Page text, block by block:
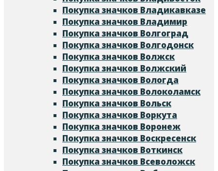
Покупка значков Владикавказе
Покупка значков Владимир
Покупка значков Волгоград
Покупка значков Волгодонск
Покупка значков Волжск
Покупка значков Волжский
Покупка значков Вологда
Покупка значков Волоколамск
Покупка значков Вольск
Покупка значков Воркута
Покупка значков Воронеж
Покупка значков Воскресенск
Покупка значков Воткинск
Покупка значков Всеволожск